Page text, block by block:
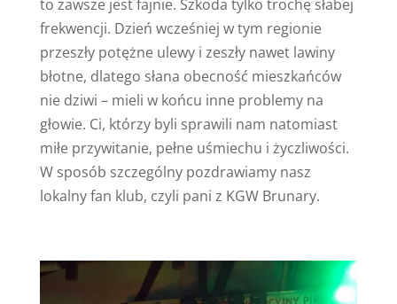
to zawsze jest fajnie. Szkoda tylko trochę słabej
frekwencji. Dzień wcześniej w tym regionie
przeszły potężne ulewy i zeszły nawet lawiny
błotne, dlatego słana obecność mieszkańców
nie dziwi – mieli w końcu inne problemy na
głowie. Ci, którzy byli sprawili nam natomiast
miłe przywitanie, pełne uśmiechu i życzliwości.
W sposób szczególny pozdrawiamy nasz
lokalny fan klub, czyli pani z KGW Brunary.